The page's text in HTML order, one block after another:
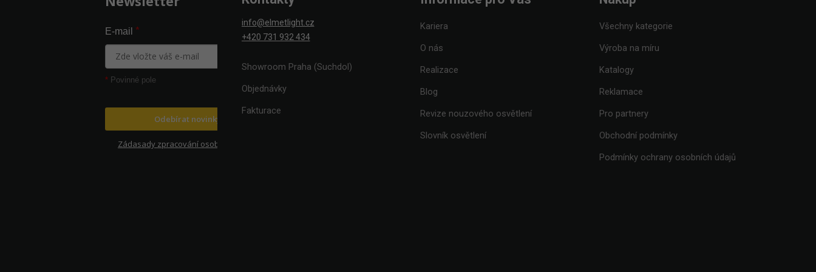
E-mail *
* Povinné pole
Odebírat novinky
Zádasady zpracování osobních údajů
info@elmetlight.cz
+420 731 932 434
Showroom Praha (Suchdol)
Objednávky
Fakturace
Kariera
O nás
Realizace
Blog
Revize nouzového osvětlení
Slovník osvětlení
Všechny kategorie
Výroba na míru
Katalogy
Reklamace
Pro partnery
Obchodní podmínky
Podmínky ochrany osobních údajů